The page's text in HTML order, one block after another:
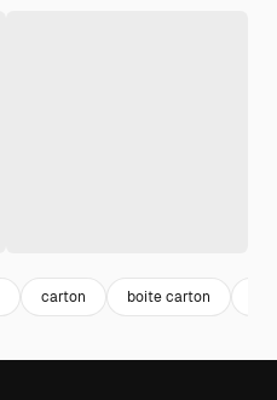
carton boite carton